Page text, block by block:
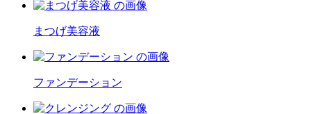
まつげ美容液
ファンデーション